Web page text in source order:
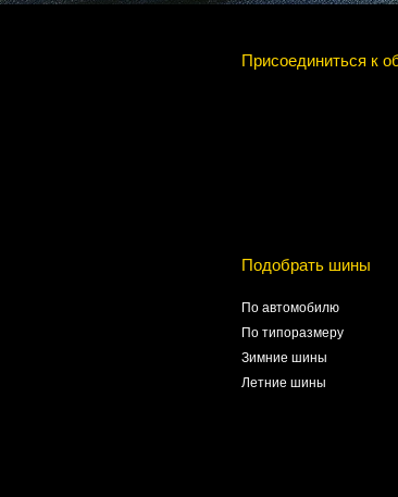
Присоединиться к
Подобрать шины
По автомобилю
По типоразмеру
Зимние шины
Летние шины